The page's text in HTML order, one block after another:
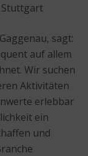
Stuttgart
sagt:
auf allem
Wir suchen
Aktivitäten
erlebbar
ein
und